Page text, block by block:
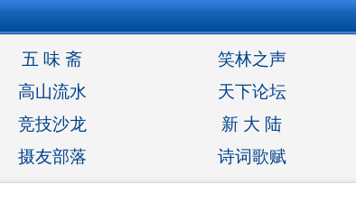
五 味 斋 笑林之声
高山流水 天下论坛
竞技沙龙 新 大 陆
摄友部落 诗词歌赋